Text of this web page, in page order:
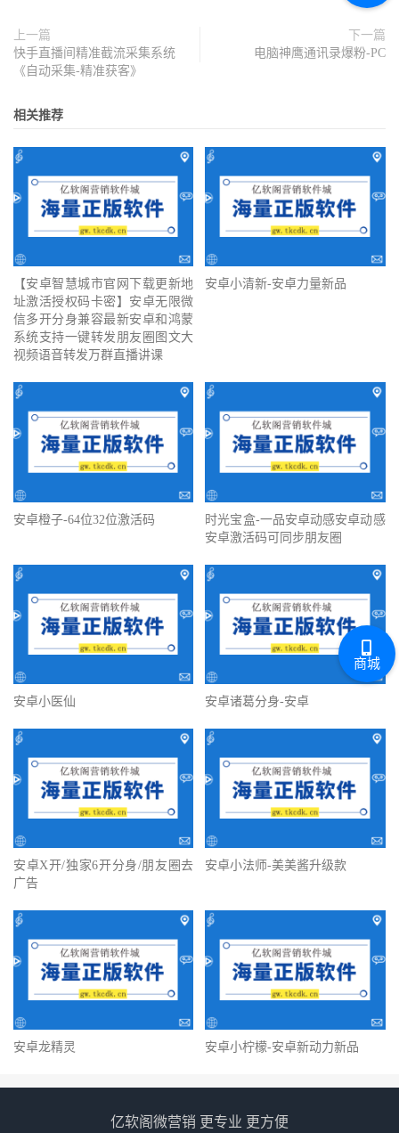
上一篇
快手直播间精准截流采集系统
《自动采集-精准获客》
下一篇
电脑神鹰通讯录爆粉-PC
相关推荐
【安卓智慧城市官网下载更新地
址激活授权码卡密】安卓无限微
信多开分身兼容最新安卓和鸿蒙
系统支持一键转发朋友圈图文大
视频语音转发万群直播讲课
安卓小清新-安卓力量新品
安卓橙子-64位32位激活码
时光宝盒-一品安卓动感安卓动感
安卓激活码可同步朋友圈
安卓小医仙 安卓诸葛分身-安卓
安卓X开/独家6开分身/朋友圈去
广告
安卓小法师-美美酱升级款
安卓龙精灵 安卓小柠檬-安卓新动力新品
亿软阁微营销 更专业 更方便
商城